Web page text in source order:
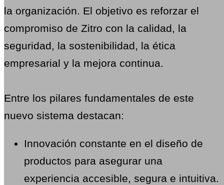
la organización. El objetivo es reforzar el
compromiso de Zitro con la calidad, la
seguridad, la sostenibilidad, la ética
empresarial y la mejora continua.
Entre los pilares fundamentales de este
nuevo sistema destacan:
Innovación constante en el diseño de
productos para asegurar una
experiencia accesible, segura e intuitiva.